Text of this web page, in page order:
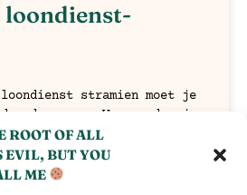
ROOT OF ALL
EVIL, BUT YOU
ME
loondienst-
loondienst stramien moet je
Waarom doe je
van jezelf bent?